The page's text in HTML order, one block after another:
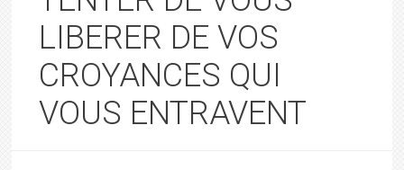
LIBERER DE VOS
CROYANCES QUI
VOUS ENTRAVENT